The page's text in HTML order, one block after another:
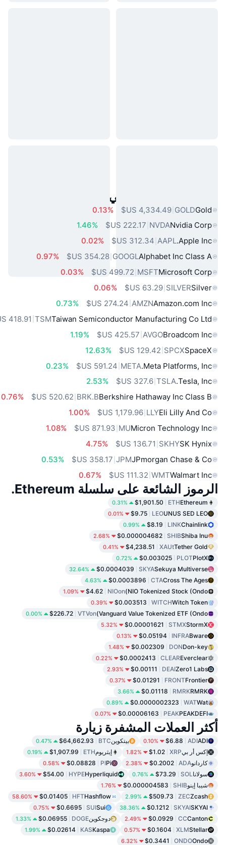
أصول العالم الحقيقي الشائعة
Gold
GOLD
‏‏4,334.49 US$
0.13%
Nvidia Corp
NVDA
1.46%
Apple Inc.
AAPL
0.02%
Alphabet Inc Class A
GOOGL
‏354.28 US$
0.97%
Microsoft Corp
MSFT
0.03%
Silver
SILVER
‏63.29 US$
0.06%
Amazon.com Inc
AMZN
0.73%
Taiwan Semiconductor Manufacturing Co Ltd
TSM
Broadcom Inc
AVGO
1.19%
SpaceX
SPCX
12.63%
Meta Platforms, Inc.
META
0.23%
Tesla, Inc.
TSLA
‏327.6 US$
2.53%
Berkshire Hathaway Inc Class B
BRK.B
0.76%
Eli Lilly And Co
LLY
‏‏1,179.96 US$
1.00%
Micron Technology Inc
MU
1.08%
SK Hynix
SKHY
4.75%
JPmorgan Chase & Co
JPM
0.53%
Walmart Inc
WMT
0.67%
الرموز الشائعة على سلسلة Ethereum.
Ethereum
ETH
$1,901.50
0.31%
UNUS SED LEO
LEO
$9.75
0.01%
Chainlink
LINK
$8.19
0.99%
Shiba Inu
SHIB
$0.000004682
2.68%
Tether Gold
XAUt
$4,238.51
0.41%
PlotX
PLOT
$0.003025
0.72%
Sekuya Multiverse
SKYA
$0.0004039
32.64%
Cross The Ages
CTA
$0.0003896
4.63%
NIO Tokenized Stock (Ondo)
NIOon
$4.62
1.09%
Witch Token
WITCH
$0.003513
0.39%
Vanguard Value Tokenized ETF (Ondo)
VTVon
$226.72
0.00%
StormX
STMX
$0.00001621
5.32%
Bware
INFRA
$0.05194
0.13%
Don-key
DON
$0.002309
1.48%
Everclear
CLEAR
$0.0002413
0.22%
Zero1 Labs
DEAI
$0.00111
2.93%
Frontier
FRONT
$0.01291
0.37%
RMRK
RMRK
$0.01118
3.66%
Wat
WAT
$0.0000002323
0.89%
PEAKDEFI
PEAK
$0.00006163
0.07%
أكثر العملات المشفرة زيارة
ADI
ADI
$6.88
0.10% بيتكوينBTC
$64,662.93
0.47%
إكس أر بيXRP
$1.02
1.82% إيثريومETH
$1,907.99
0.19%
كاردانوADA
$0.2002
2.38%
Pi
PI
$0.08828
0.58%
سولانا SOL
$73.29
0.76%
Hyperliquid
HYPE
$54.00
3.60%
شيبا إينوSHIB
$0.000004583
1.76%
Zcash
ZEC
$509.73
2.99%
Hashflow
HFT
$0.01405
58.60%
SKYAI
SKYAI
$0.1212
38.36%
Sui
SUI
$0.6695
0.75%
Canton
CC
$0.0929
2.49% دوجكوينDOGE
$0.06955
1.33%
Stellar
XLM
$0.1604
0.57%
Kaspa
KAS
$0.02614
1.99%
Ondo
ONDO
$0.3441
6.32%